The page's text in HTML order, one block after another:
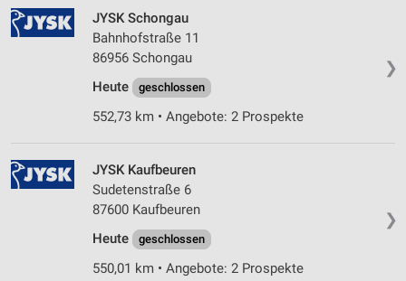
❯
JYSK Schongau
Bahnhofstraße 11
86956 Schongau
Heute
geschlossen
552,73 km • Angebote: 2 Prospekte
❯
JYSK Kaufbeuren
Sudetenstraße 6
87600 Kaufbeuren
Heute
geschlossen
550,01 km • Angebote: 2 Prospekte